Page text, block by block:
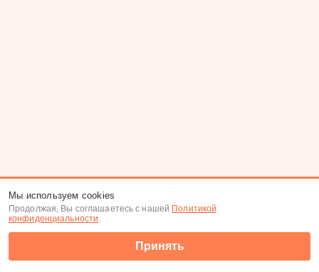
Мы используем cookies
Продолжая, Вы соглашаетесь с нашей Политикой
конфиденциальности.
Принять